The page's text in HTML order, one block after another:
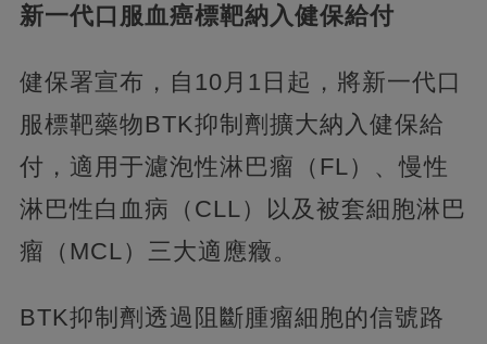
新一代口服血癌標靶納入健保給付
健保署宣布，自10月1日起，將新一代口
服標靶藥物BTK抑制劑擴大納入健保給
付，適用于濾泡性淋巴瘤（FL）、慢性
淋巴性白血病（CLL）以及被套細胞淋巴
瘤（MCL）三大適應癥。
BTK抑制劑透過阻斷腫瘤細胞的信號路